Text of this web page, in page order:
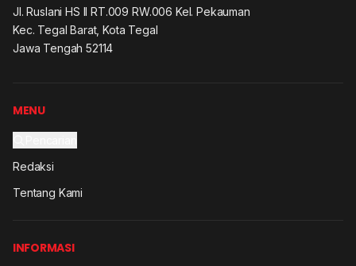
Jl. Ruslani HS II RT.009 RW.006 Kel. Pekauman
Kec. Tegal Barat, Kota Tegal
Jawa Tengah 52114
MENU
Redaksi
Tentang Kami
INFORMASI